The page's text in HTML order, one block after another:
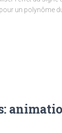
un polynôme